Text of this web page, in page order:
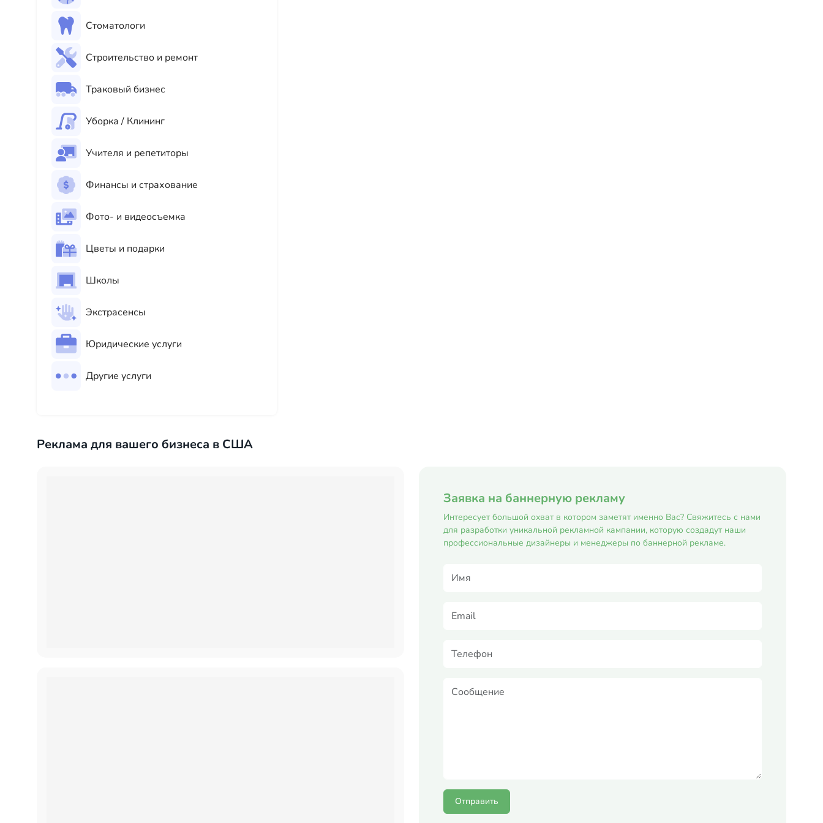
Стоматологи
Строительство и ремонт
Траковый бизнес
Уборка / Клининг
Учителя и репетиторы
Финансы и страхование
Фото- и видеосъемка
Цветы и подарки
Школы
Экстрасенсы
Юридические услуги
Другие услуги
Реклама для вашего бизнеса в США
Заявка на баннерную рекламу
Интересует большой охват в котором заметят именно Вас? Свяжитесь с нами
для разработки уникальной рекламной кампании, которую создадут наши
профессиональные дизайнеры и менеджеры по баннерной рекламе.
Отправить